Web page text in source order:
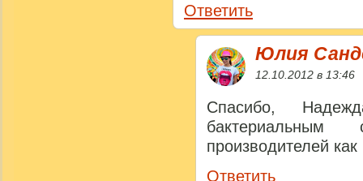
Ответить
Юлия
12.10.2012 в 13:46
Спасибо,
производителей
Ответить